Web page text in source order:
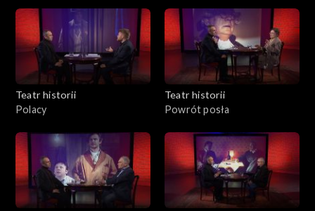
Teatr historii
Polacy
Teatr historii
Powrót posła